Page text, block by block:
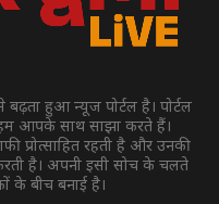
बढ़ता हुआ न्यूज पोर्टल है। पोर्टल
आपके साथ साझा करते हैं।
प्रोत्साहित रहती है और उनकी
है। अपनी इसी सोच के चलते
के बीच बनाई है।